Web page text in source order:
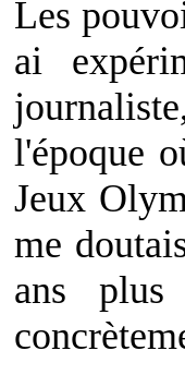
Les
ai
l'époque
Jeux
me
ans